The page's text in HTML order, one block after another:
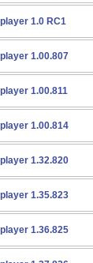
1.0 RC1
1.00.807
1.00.811
1.00.814
1.32.820
1.35.823
1.36.825